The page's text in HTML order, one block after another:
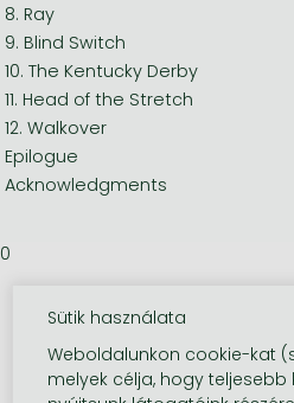
8. Ray
9. Blind Switch
10. The Kentucky Derby
11. Head of the Stretch
12. Walkover
Epilogue
Acknowledgments
0
Sütik használata
Weboldalunkon cookie-kat
melyek célja, hogy